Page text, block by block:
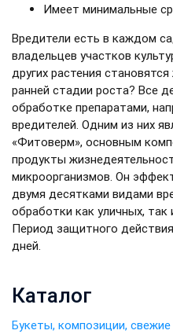
Имеет минимальные
Вредители есть в каждом
владельцев участков
других растения
ранней стадии роста? Все
обработке препаратами,
вредителей. Одним из них
«Фитоверм», основным
продукты
микроорганизмов. Он
двумя десятками видами
обработки как уличных, так
Период защитного
дней.
Каталог
Букеты, композиции,